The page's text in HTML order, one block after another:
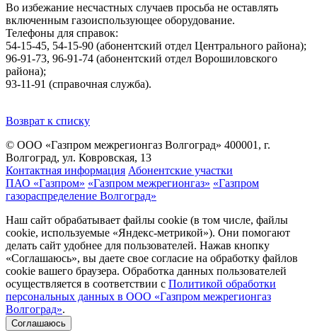
Во избежание несчастных случаев просьба не оставлять
включенным газоиспользующее оборудование.
Телефоны для справок:
54-15-45, 54-15-90 (абонентский отдел Центрального района);
96-91-73, 96-91-74 (абонентский отдел Ворошиловского
района);
93-11-91 (справочная служба).
Возврат к списку
© ООО «Газпром межрегионгаз Волгоград» 400001, г.
Волгоград, ул. Ковровская, 13
Контактная информация Абонентские участки
ПАО «Газпром» «Газпром межрегионгаз» «Газпром
газораспределение Волгоград»
Наш сайт обрабатывает файлы cookie (в том числе, файлы
cookie, используемые «Яндекс-метрикой»). Они помогают
делать сайт удобнее для пользователей. Нажав кнопку
«Соглашаюсь», вы даете свое согласие на обработку файлов
cookie вашего браузера. Обработка данных пользователей
осуществляется в соответствии с Политикой обработки
персональных данных в ООО «Газпром межрегионгаз
Волгоград».
Соглашаюсь